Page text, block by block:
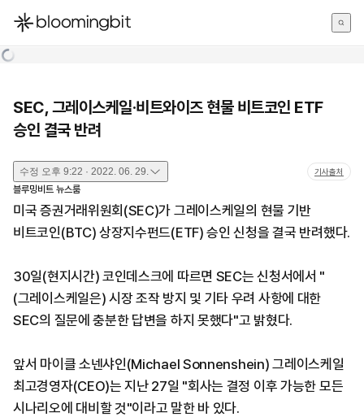
한국어
SEC, 그레이스케일·비트와이즈 현물 비트코인 ETF
승인 결국 반려
수정 오후 9:22 · 2022. 06. 29. 기사출처
블루밍비트 뉴스룸
미국 증권거래위원회(SEC)가 그레이스케일의 현물 기반
비트코인(BTC) 상장지수펀드(ETF) 승인 신청을 결국 반려했다.
30일(현지시간) 코인데스크에 따르면 SEC는 신청서에서 "
(그레이스케일은) 시장 조작 방지 및 기타 우려 사항에 대한
SEC의 질문에 충분한 답변을 하지 못했다"고 밝혔다.
앞서 마이클 소넨샤인(Michael Sonnenshein) 그레이스케일
최고경영자(CEO)는 지난 27일 "회사는 결정 이후 가능한 모든
시나리오에 대비할 것"이라고 말한 바 있다.